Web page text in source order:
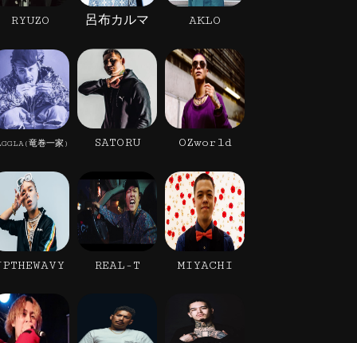
RYUZO 呂布カルマ AKLO
竜巻一家) SATORU OZworld
REAL-T MIYACHI